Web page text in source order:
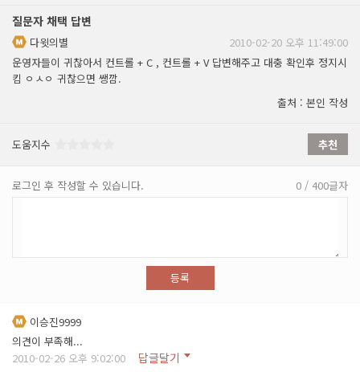
질문자 채택 답변
다윗의별
2010-02-20 오후 11:49:00
운영자들이 귀찮아서 컨트롤 + C , 컨트롤 + V 답변해주고 대충 확인후 정지시
킴 ㅇㅅㅇ 귀찮으면 쌩깜.
출처 : 본인 작성
도움지수 추천
로그인 후 작성할 수 있습니다. 0 / 400글자
등록
이승진9999
의견이 부족해...
2010-02-26 오후 9:02:00
답글달기